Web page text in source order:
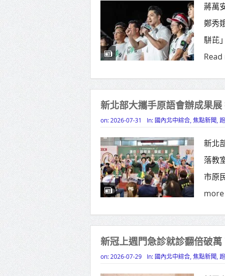
賴清德總
蔣萬安再
賴總統
蔣萬
鄭秀
駢芘
新北部大攜手原語會辦成果
on: 2026-07-31 In: 國內北中綜合 焦點新聞
新北
落教
市原
more
新冠上週門急診就診翻倍破
on:2026-07-29 In: 國內北中綜合, 焦點新聞,